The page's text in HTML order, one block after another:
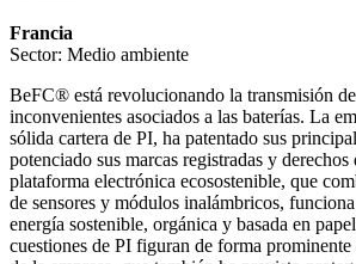
Francia
Sector: Medio ambiente
BeFC® está revolucionando la transmisión
inconvenientes asociados a las baterías. La
sólida cartera de PI, ha patentado sus
potenciado sus marcas registradas y derechos
plataforma electrónica ecosostenible, que
de sensores y módulos inalámbricos,
energía sostenible, orgánica y basada en
cuestiones de PI figuran de forma